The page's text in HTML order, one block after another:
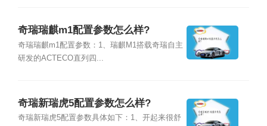
奇瑞瑞麒m1配置参数怎么样?
奇瑞瑞麒m1配置参数：1、瑞麒M1搭载奇瑞自主
研发的ACTECO直列四...
奇瑞新瑞虎5配置参数怎么样?
奇瑞新瑞虎5配置参数具体如下：1、开起来很舒